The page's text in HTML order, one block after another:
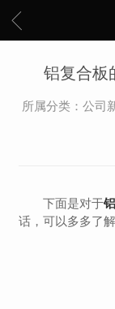
铝复合板
所属分类：公
下面是对于
话，可以多多了解